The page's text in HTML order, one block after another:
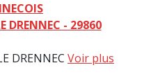
- 29860
DRENNEC Voir plus